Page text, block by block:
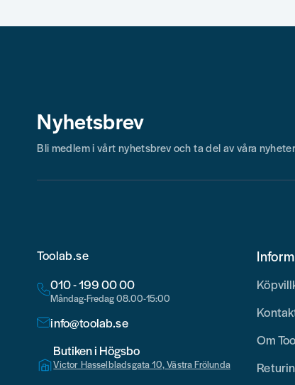
Nyhetsbrev
Bli medlem i vårt nyhetsbrev och ta del av våra
Toolab.se
010 - 199 00 00
Måndag-Fredag 08.00-15:00
info@toolab.se
Butiken i Högsbo
Victor Hasselbladsgata 10, Västra Frölunda
Om